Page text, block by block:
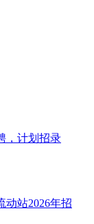
，计划招录
动站2026年招